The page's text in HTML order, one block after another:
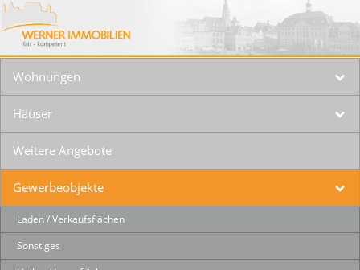
Wohnungen
Häuser
Weitere Angebote
Gewerbeobjekte
Laden / Verkaufsflächen
Sonstiges